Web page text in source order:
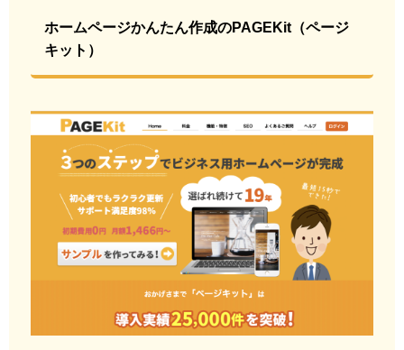
ホームページかんたん作成のPAGEKit（ページ
キット）